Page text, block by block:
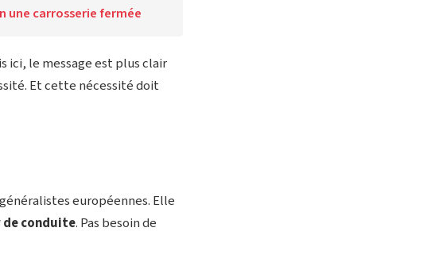
une carrosserie fermée
ici, le message est plus clair
Et cette nécessité doit
européennes. Elle
conduite. Pas besoin de